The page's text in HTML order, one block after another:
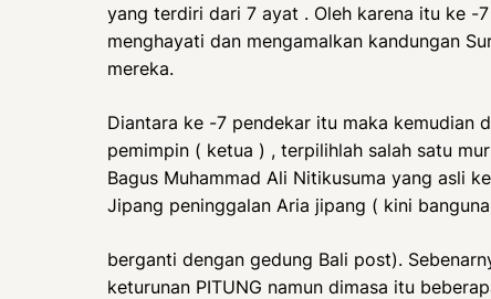
yang terdiri dari 7 ayat . Oleh karena itu ke -
menghayati dan mengamalkan kandungan
mereka.
Diantara ke -7 pendekar itu maka kemudian
pemimpin ( ketua ) , terpilihlah salah satu
Bagus Muhammad Ali Nitikusuma yang asli
Jipang peninggalan Aria jipang ( kini
berganti dengan gedung Bali post).
keturunan PITUNG namun dimasa itu